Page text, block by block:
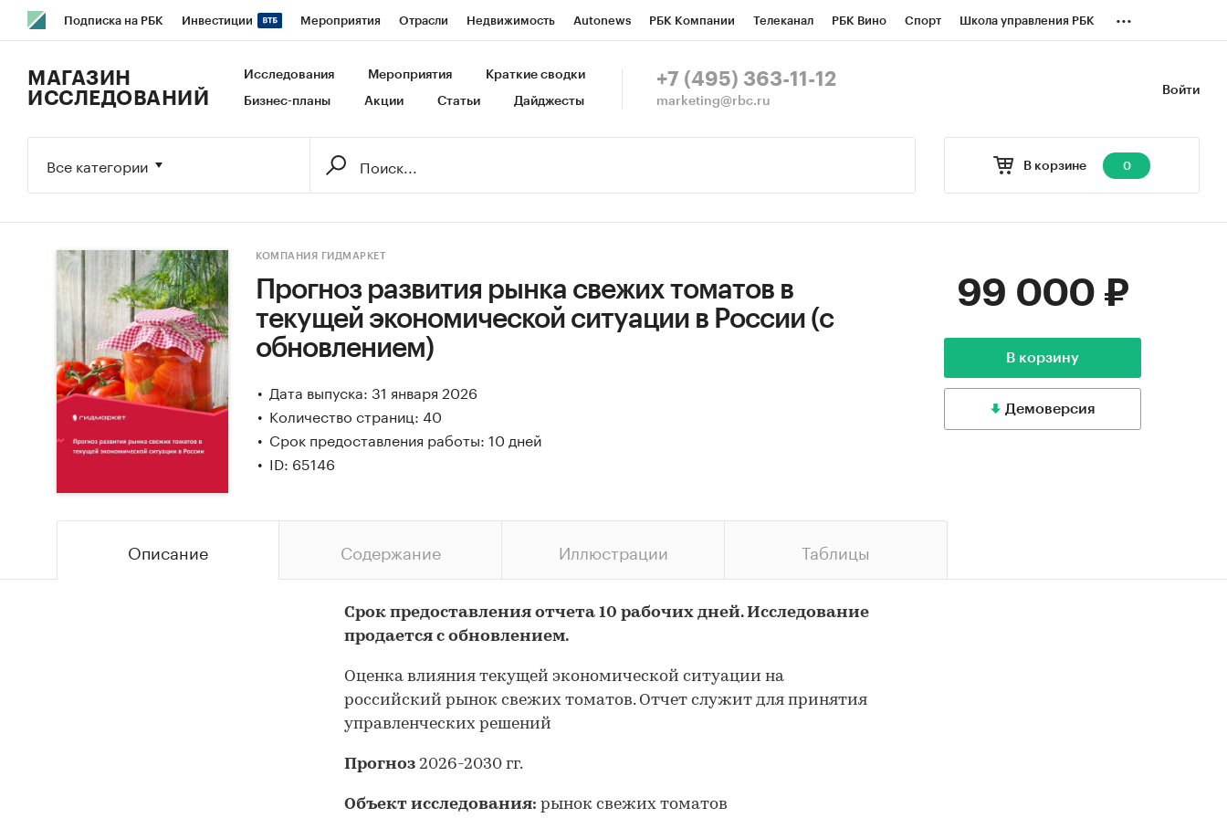
Подписка на РБК Инвестиции Мероприятия Отрасли Недвижимость Autonews РБК Компании Телеканал РБК Вино Спорт Школа управления РБК
Исследования Кредитные рейтинги Франшизы Газета Спецпроекты СПб Конференции СПб Спецпроекты
...
Войти
МАГАЗИН
ИССЛЕДОВАНИЙ
Исследования Мероприятия Краткие сводки
Бизнес-планы Акции Статьи Дайджесты
+7 (495) 363-11-12
marketing@rbc.ru
В корзине 0
Все категории
КОМПАНИЯ ГИДМАРКЕТ
Прогноз развития рынка свежих томатов в
текущей экономической ситуации в России (с
обновлением)
Дата выпуска: 31 января 2026
Количество страниц: 40
Срок предоставления работы: 10 дней
ID: 65146
99 000 ₽
В корзину
Демоверсия
Описание Содержание Иллюстрации Таблицы
Срок предоставления отчета 10 рабочих дней. Исследование
продается с обновлением.
Оценка влияния текущей экономической ситуации на
российский рынок свежих томатов. Отчет служит для принятия
управленческих решений
Прогноз 2026-2030 гг.
Объект исследования: рынок свежих томатов